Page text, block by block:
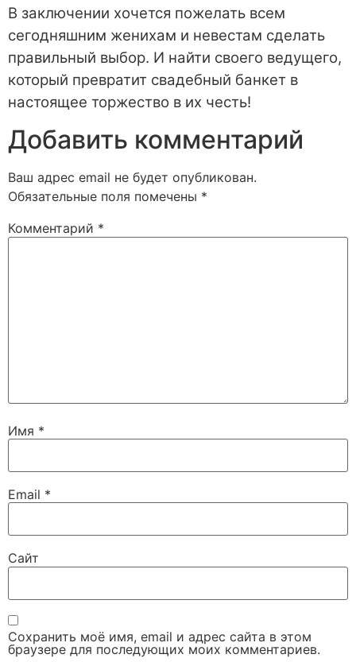
В заключении хочется пожелать всем
сегодняшним женихам и невестам сделать
правильный выбор. И найти своего ведущего,
который превратит свадебный банкет в
настоящее торжество в их честь!
Добавить комментарий
Ваш адрес email не будет опубликован.
Обязательные поля помечены *
Комментарий *
Имя *
Email *
Сайт
Сохранить моё имя, email и адрес сайта в этом
браузере для последующих моих комментариев.